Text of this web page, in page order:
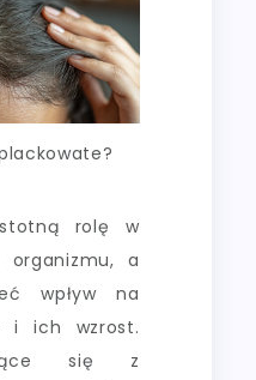
rolę w
organizmu, a
wpływ na
i ich wzrost.
się z